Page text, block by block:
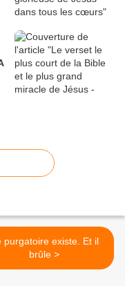
purgatoire existe. Et il
brûle >